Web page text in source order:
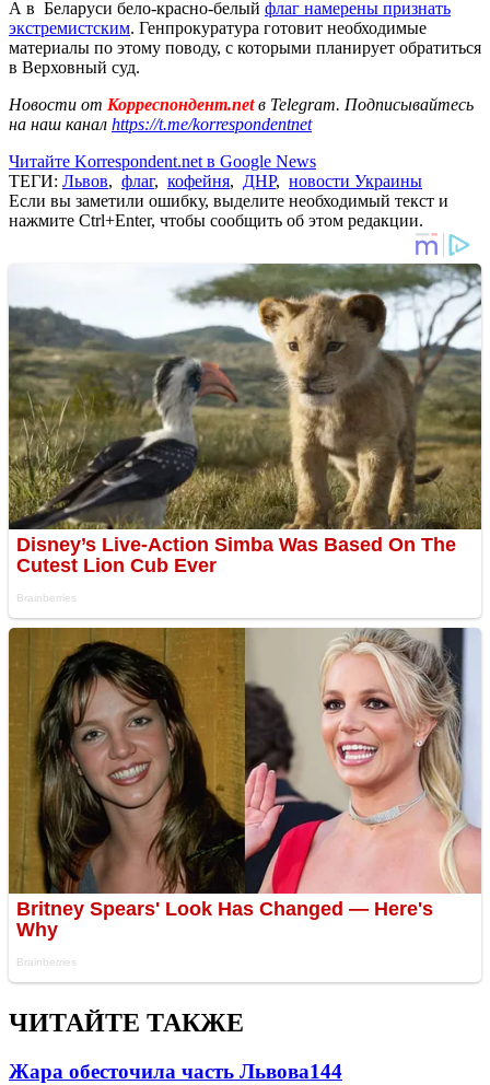
А в Беларуси бело-красно-белый флаг намерены признать
экстремистским. Генпрокуратура готовит необходимые
материалы по этому поводу, с которыми планирует обратиться
в Верховный суд.
Новости от Корреспондент.netв Telegram. Подписывайтесь
на наш канал https://t.me/korrespondentnet
Читайте Korrespondent.net в Google News
ТЕГИ: Львов, флаг, кофейня, ДНР, новости Украины
Если вы заметили ошибку, выделите необходимый текст и
нажмите Ctrl+Enter, чтобы сообщить об этом редакции.
ЧИТАЙТЕ ТАКЖЕ
Жара обесточила часть Львова144